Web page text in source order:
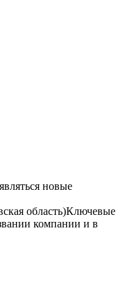
новые
область)Ключевые
компании и в